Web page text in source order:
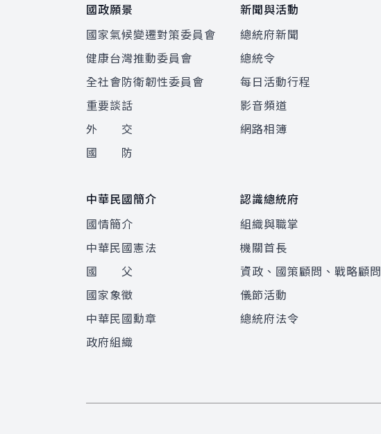
國政願景
國家氣候變遷對策委員會
健康台灣推動委員會
全社會防衛韌性委員會
重要談話
外 交
國 防
新聞與活動
總統府新聞
總統令
每日活動行程
影音頻道
網路相簿
中華民國簡介
國情簡介
中華民國憲法
國 父
國家象徵
中華民國勳章
政府組織
認識總統府
組織與職掌
機關首長
資政、國策顧問、戰略顧問
儀節活動
總統府法令